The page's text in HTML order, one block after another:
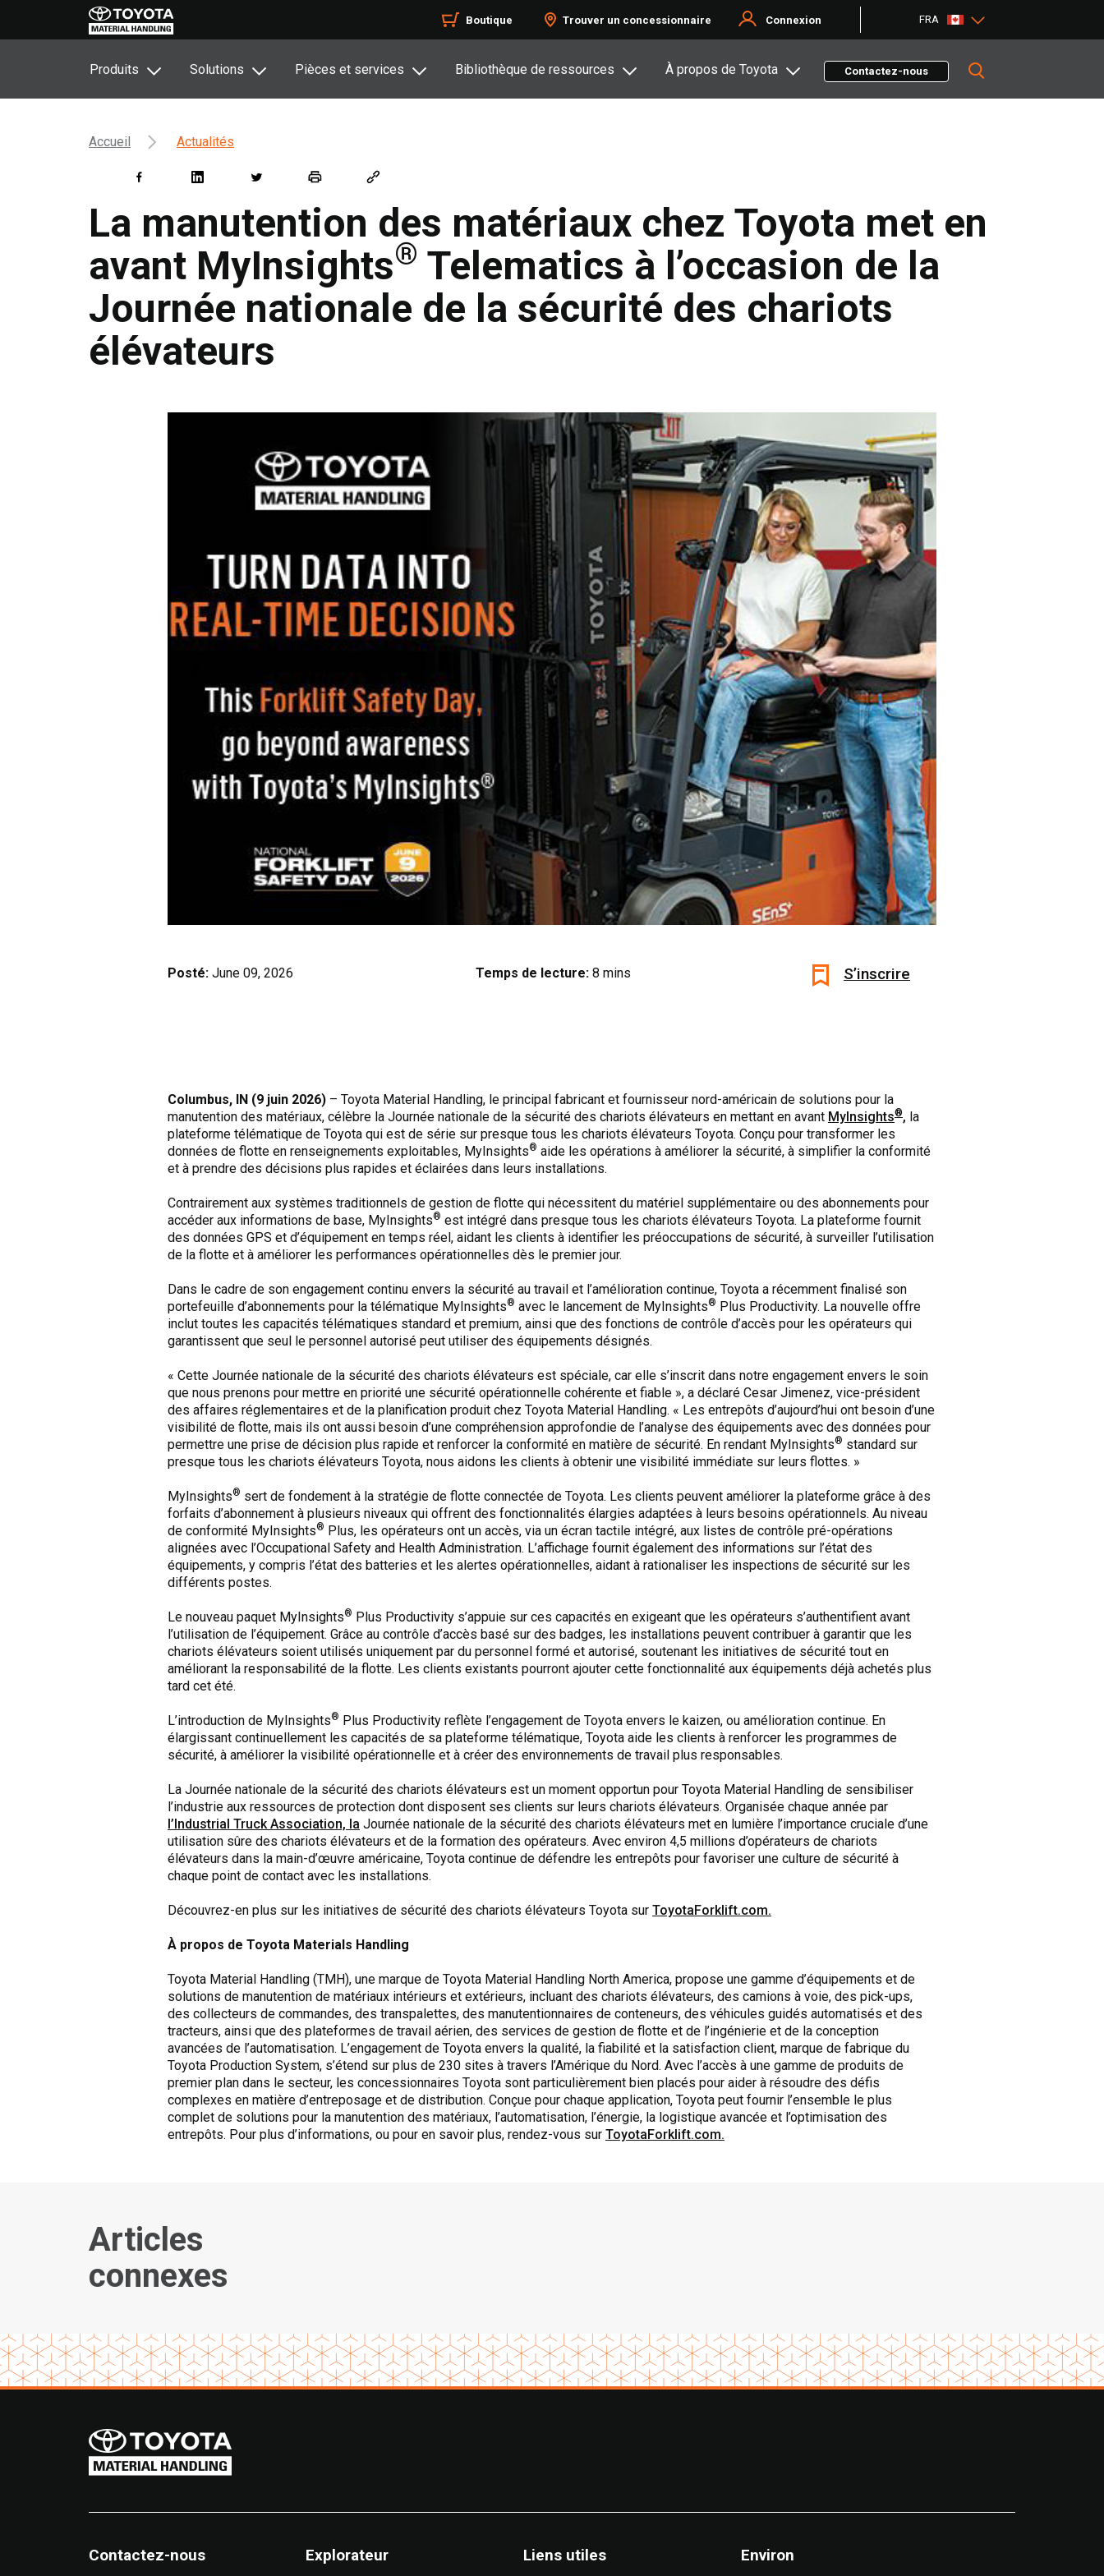
Boutique Trouver un concessionnaire Connexion FRA
Produits Solutions Pièces et services Bibliothèque de ressources À propos de Toyota Contactez-nous
Accueil Actualités
La manutention des matériaux chez Toyota met en
avant MyInsights® Telematics à l’occasion de la
Journée nationale de la sécurité des chariots
élévateurs
Posté: June 09, 2026 Temps de lecture: 8 mins S’inscrire
Columbus, IN (9 juin 2026) – Toyota Material Handling, le principal fabricant et fournisseur nord-américain de solutions pour la
manutention des matériaux, célèbre la Journée nationale de la sécurité des chariots élévateurs en mettant en avant MyInsights®, la
plateforme télématique de Toyota qui est de série sur presque tous les chariots élévateurs Toyota. Conçu pour transformer les
données de flotte en renseignements exploitables, MyInsights® aide les opérations à améliorer la sécurité, à simplifier la conformité
et à prendre des décisions plus rapides et éclairées dans leurs installations.
Contrairement aux systèmes traditionnels de gestion de flotte qui nécessitent du matériel supplémentaire ou des abonnements pour
accéder aux informations de base, MyInsights® est intégré dans presque tous les chariots élévateurs Toyota. La plateforme fournit
des données GPS et d’équipement en temps réel, aidant les clients à identifier les préoccupations de sécurité, à surveiller l’utilisation
de la flotte et à améliorer les performances opérationnelles dès le premier jour.
Dans le cadre de son engagement continu envers la sécurité au travail et l’amélioration continue, Toyota a récemment finalisé son
portefeuille d’abonnements pour la télématique MyInsights® avec le lancement de MyInsights® Plus Productivity. La nouvelle offre
inclut toutes les capacités télématiques standard et premium, ainsi que des fonctions de contrôle d’accès pour les opérateurs qui
garantissent que seul le personnel autorisé peut utiliser des équipements désignés.
« Cette Journée nationale de la sécurité des chariots élévateurs est spéciale, car elle s’inscrit dans notre engagement envers le soin
que nous prenons pour mettre en priorité une sécurité opérationnelle cohérente et fiable », a déclaré Cesar Jimenez, vice-président
des affaires réglementaires et de la planification produit chez Toyota Material Handling. « Les entrepôts d’aujourd’hui ont besoin d’une
visibilité de flotte, mais ils ont aussi besoin d’une compréhension approfondie de l’analyse des équipements avec des données pour
permettre une prise de décision plus rapide et renforcer la conformité en matière de sécurité. En rendant MyInsights® standard sur
presque tous les chariots élévateurs Toyota, nous aidons les clients à obtenir une visibilité immédiate sur leurs flottes. »
MyInsights® sert de fondement à la stratégie de flotte connectée de Toyota. Les clients peuvent améliorer la plateforme grâce à des
forfaits d’abonnement à plusieurs niveaux qui offrent des fonctionnalités élargies adaptées à leurs besoins opérationnels. Au niveau
de conformité MyInsights® Plus, les opérateurs ont un accès, via un écran tactile intégré, aux listes de contrôle pré-opérations
alignées avec l’Occupational Safety and Health Administration. L’affichage fournit également des informations sur l’état des
équipements, y compris l’état des batteries et les alertes opérationnelles, aidant à rationaliser les inspections de sécurité sur les
différents postes.
Le nouveau paquet MyInsights® Plus Productivity s’appuie sur ces capacités en exigeant que les opérateurs s’authentifient avant
l’utilisation de l’équipement. Grâce au contrôle d’accès basé sur des badges, les installations peuvent contribuer à garantir que les
chariots élévateurs soient utilisés uniquement par du personnel formé et autorisé, soutenant les initiatives de sécurité tout en
améliorant la responsabilité de la flotte. Les clients existants pourront ajouter cette fonctionnalité aux équipements déjà achetés plus
tard cet été.
L’introduction de MyInsights® Plus Productivity reflète l’engagement de Toyota envers le kaizen, ou amélioration continue. En
élargissant continuellement les capacités de sa plateforme télématique, Toyota aide les clients à renforcer les programmes de
sécurité, à améliorer la visibilité opérationnelle et à créer des environnements de travail plus responsables.
La Journée nationale de la sécurité des chariots élévateurs est un moment opportun pour Toyota Material Handling de sensibiliser
l’industrie aux ressources de protection dont disposent ses clients sur leurs chariots élévateurs. Organisée chaque année par
l’Industrial Truck Association, la Journée nationale de la sécurité des chariots élévateurs met en lumière l’importance cruciale d’une
utilisation sûre des chariots élévateurs et de la formation des opérateurs. Avec environ 4,5 millions d’opérateurs de chariots
élévateurs dans la main-d’œuvre américaine, Toyota continue de défendre les entrepôts pour favoriser une culture de sécurité à
chaque point de contact avec les installations.
Découvrez-en plus sur les initiatives de sécurité des chariots élévateurs Toyota sur ToyotaForklift.com.
À propos de Toyota Materials Handling
Toyota Material Handling (TMH), une marque de Toyota Material Handling North America, propose une gamme d’équipements et de
solutions de manutention de matériaux intérieurs et extérieurs, incluant des chariots élévateurs, des camions à voie, des pick-ups,
des collecteurs de commandes, des transpalettes, des manutentionnaires de conteneurs, des véhicules guidés automatisés et des
tracteurs, ainsi que des plateformes de travail aérien, des services de gestion de flotte et de l’ingénierie et de la conception
avancées de l’automatisation. L’engagement de Toyota envers la qualité, la fiabilité et la satisfaction client, marque de fabrique du
Toyota Production System, s’étend sur plus de 230 sites à travers l’Amérique du Nord. Avec l’accès à une gamme de produits de
premier plan dans le secteur, les concessionnaires Toyota sont particulièrement bien placés pour aider à résoudre des défis
complexes en matière d’entreposage et de distribution. Conçue pour chaque application, Toyota peut fournir l’ensemble le plus
complet de solutions pour la manutention des matériaux, l’automatisation, l’énergie, la logistique avancée et l’optimisation des
entrepôts. Pour plus d’informations, ou pour en savoir plus, rendez-vous sur ToyotaForklift.com.
Articles
connexes
Contactez-nous Explorateur Liens utiles Environ